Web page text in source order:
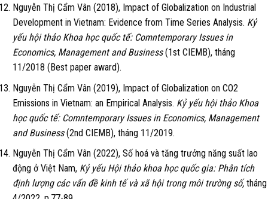
Nguyễn Thị Cẩm Vân (2018), Impact of Globalization on Industrial
Development in Vietnam: Evidence from Time Series Analysis. Kỷ
yếu hội thảo Khoa học quốc tế: Comntemporary Issues in
Economics, Management and Business(1st CIEMB), tháng
11/2018 (Best paper award).
Nguyễn Thị Cẩm Vân (2019), Impact of Globalization on CO2
Emissions in Vietnam: an Empirical Analysis. Kỷ yếu hội thảo Khoa
học quốc tế: Comntemporary Issues in Economics, Management
and Business(2nd CIEMB), tháng 11/2019.
Nguyễn Thị Cẩm Vân (2022), Số hoá và tăng trưởng năng suất lao
động ở Việt Nam, Kỷ yếu Hội thảo khoa học quốc gia: Phân tích
định lượng các vấn đề kinh tế và xã hội trong môi trường số, tháng